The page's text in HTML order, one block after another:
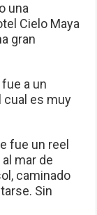
una
Cielo Maya
gran
a un
cual es muy
fue un reel
mar de
caminado
Sin